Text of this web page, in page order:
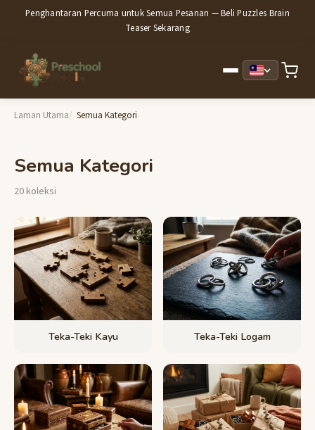
Penghantaran Percuma untuk Semua Pesanan — Beli Puzzles Brain
Teaser Sekarang
Laman Utama Semua Kategori
Semua Kategori
20 koleksi
Teka-Teki Kayu Teka-Teki Logam